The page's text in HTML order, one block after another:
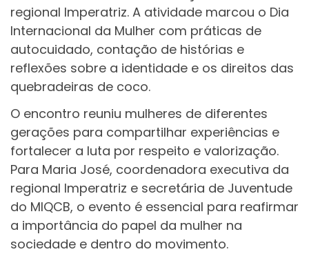
regional Imperatriz. A atividade marcou o Dia
Internacional da Mulher com práticas de
autocuidado, contação de histórias e
reflexões sobre a identidade e os direitos das
quebradeiras de coco.
O encontro reuniu mulheres de diferentes
gerações para compartilhar experiências e
fortalecer a luta por respeito e valorização.
Para Maria José, coordenadora executiva da
regional Imperatriz e secretária de Juventude
do MIQCB, o evento é essencial para reafirmar
a importância do papel da mulher na
sociedade e dentro do movimento.